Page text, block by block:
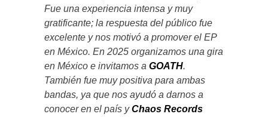
Fue una experiencia intensa y muy
gratificante; la respuesta del público fue
excelente y nos motivó a promover el EP
en México. En 2025 organizamos una gira
en México e invitamos a GOATH.
También fue muy positiva para ambas
bandas, ya que nos ayudó a darnos a
conocer en el país yChaos Records